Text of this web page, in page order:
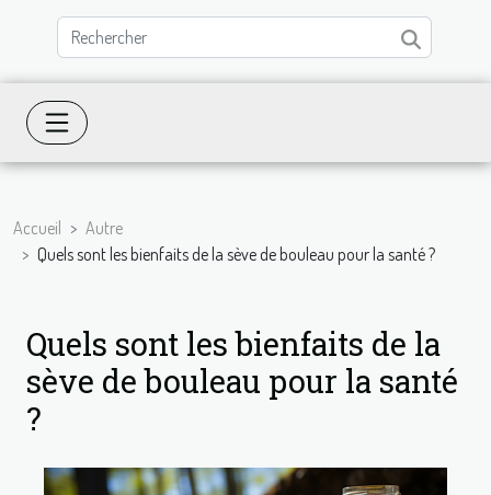
Accueil
Autre
Quels sont les bienfaits de la sève de bouleau pour la santé ?
Quels sont les bienfaits de la
sève de bouleau pour la santé
?